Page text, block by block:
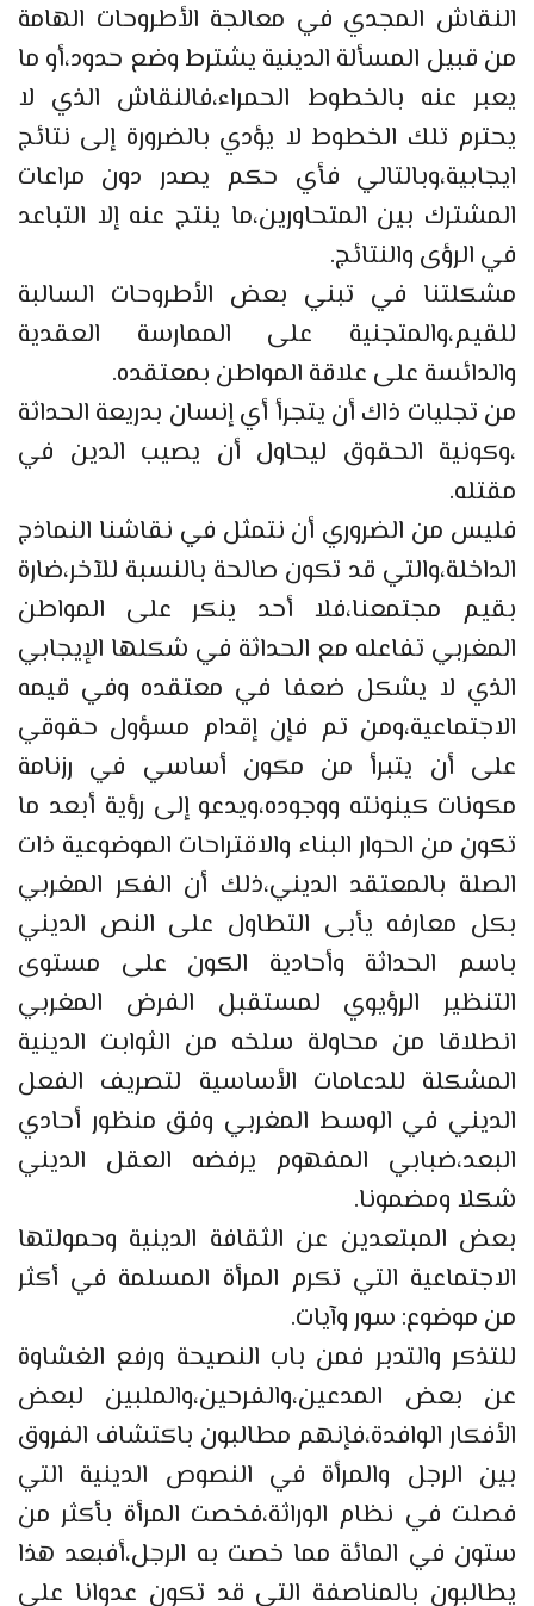
النقاش المجدي في معالجة الأطروحات الهامة
من قبيل المسألة الدينية يشترط وضع حدود،أو ما
يعبر عنه بالخطوط الحمراء،فالنقاش الذي لا
يحترم تلك الخطوط لا يؤدي بالضرورة إلى نتائج
ايجابية،وبالتالي فأي حكم يصدر دون مراعات
المشترك بين المتحاورين،ما ينتج عنه إلا التباعد
في الرؤى والنتائج.
مشكلتنا في تبني بعض الأطروحات السالبة
للقيم،والمتجنية على الممارسة العقدية
والدائسة على علاقة المواطن بمعتقده.
من تجليات ذاك أن يتجرأ أي إنسان بدريعة الحداثة
،وكونية الحقوق ليحاول أن يصيب الدين في
مقتله.
فليس من الضروري أن نتمثل في نقاشنا النماذج
الداخلة،والتي قد تكون صالحة بالنسبة للآخر،ضارة
بقيم مجتمعنا،فلا أحد ينكر على المواطن
المغربي تفاعله مع الحداثة في شكلها الإيجابي
الذي لا يشكل ضعفا في معتقده وفي قيمه
الاجتماعية،ومن تم فإن إقدام مسؤول حقوقي
على أن يتبرأ من مكون أساسي في رزنامة
مكونات كينونته ووجوده،ويدعو إلى رؤية أبعد ما
تكون من الحوار البناء والاقتراحات الموضوعية ذات
الصلة بالمعتقد الديني،ذلك أن الفكر المغربي
بكل معارفه يأبى التطاول على النص الديني
باسم الحداثة وأحادية الكون على مستوى
التنظير الرؤيوي لمستقبل الفرض المغربي
انطلاقا من محاولة سلخه من الثوابت الدينية
المشكلة للدعامات الأساسية لتصريف الفعل
الديني في الوسط المغربي وفق منظور أحادي
البعد،ضبابي المفهوم يرفضه العقل الديني
شكلا ومضمونا.
بعض المبتعدين عن الثقافة الدينية وحمولتها
الاجتماعية التي تكرم المرأة المسلمة في أكثر
من موضوع: سور وآيات.
للتذكر والتدبر فمن باب النصيحة ورفع الغشاوة
عن بعض المدعين،والفرحين،والملبين لبعض
الأفكار الوافدة،فإنهم مطالبون باكتشاف الفروق
بين الرجل والمرأة في النصوص الدينية التي
فصلت في نظام الوراثة،فخصت المرأة بأكثر من
ستون في المائة مما خصت به الرجل،أفبعد هذا
يطالبون بالمناصفة التي قد تكون عدوانا على